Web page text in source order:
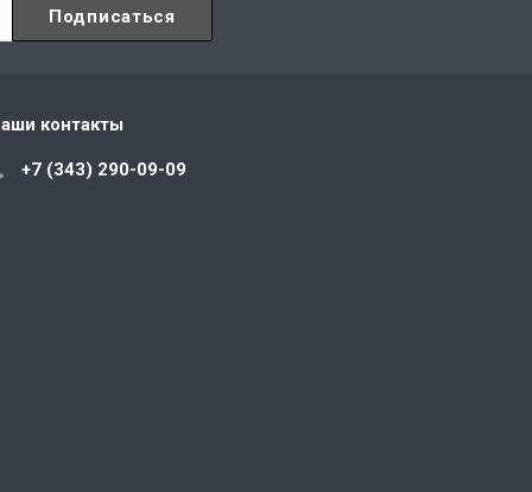
контакты
+7 (343) 290-09-09